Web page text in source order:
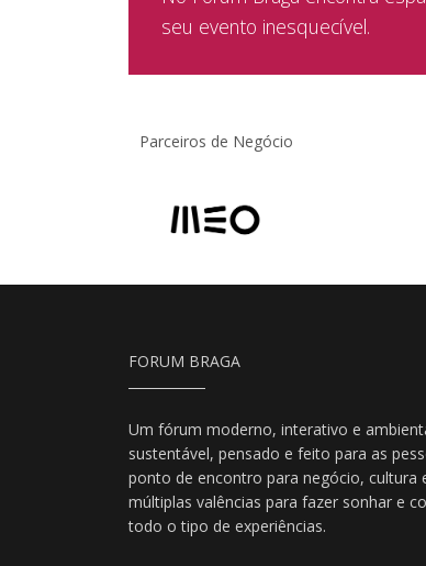
seu evento inesquecível.
Parceiros de Negócio
FORUM BRAGA
Um fórum moderno, interativo e
sustentável, pensado e feito para as
ponto de encontro para negócio, cultura
múltiplas valências para fazer sonhar e
todo o tipo de experiências.